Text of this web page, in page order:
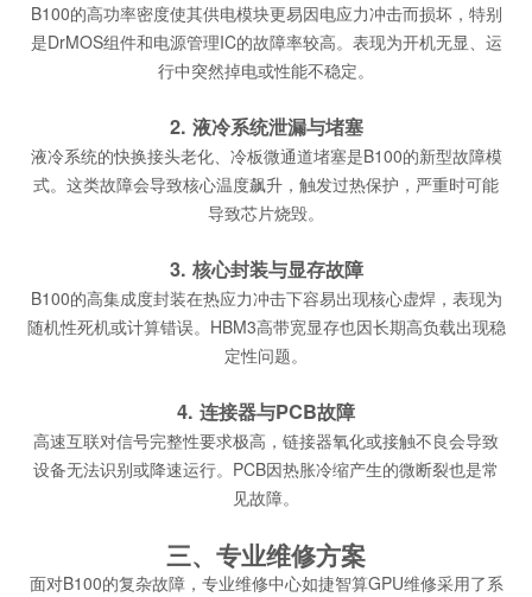
B100的高功率密度使其供电模块更易因电应力冲击而损坏，特别
是DrMOS组件和电源管理IC的故障率较高。表现为开机无显、运
行中突然掉电或性能不稳定。
2. 液冷系统泄漏与堵塞
液冷系统的快换接头老化、冷板微通道堵塞是B100的新型故障模
式。这类故障会导致核心温度飙升，触发过热保护，严重时可能
导致芯片烧毁。
3. 核心封装与显存故障
B100的高集成度封装在热应力冲击下容易出现核心虚焊，表现为
随机性死机或计算错误。HBM3高带宽显存也因长期高负载出现稳
定性问题。
4. 连接器与PCB故障
高速互联对信号完整性要求极高，链接器氧化或接触不良会导致
设备无法识别或降速运行。PCB因热胀冷缩产生的微断裂也是常
见故障。
三、专业维修方案
面对B100的复杂故障，专业维修中心如捷智算GPU维修采用了系